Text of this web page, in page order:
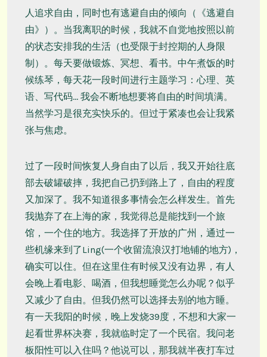
人追求自由，同时也有逃避自由的倾向（《逃避自
由》）。当我离职的时候，我就不自觉地按照以前
的状态安排我的生活（也受限于封控期的人身限
制）。每天要做锻炼、冥想、看书。中午煮饭的时
候练琴，每天花一段时间进行主题学习：心理、英
语、写代码… 我会不断地想要将自由的时间填满。
当然学习是很充实快乐的。但过于紧凑也会让我紧
张与焦虑。
过了一段时间恢复人身自由了以后，我又开始往底
部去破罐破摔，我把自己扔到路上了，自由的程度
又加深了。我不知道很多事情会怎么样发生。首先
我抛弃了在上海的家，我觉得总是能找到一个旅
馆，一个住的地方。我选择了开放的广州，通过一
些机缘来到了Ling(一个收留流浪汉打地铺的地方)，
确实可以住。但在这里住有时候又没有边界，有人
会晚上看电影、喝酒，但我想睡觉怎么办呢？似乎
又减少了自由。但我仍然可以选择去别的地方睡。
有一天我阳的时候，晚上发烧39度，不想和大家一
起看世界杯决赛，我就临时定了一个民宿。我问老
板阳性可以入住吗？他说可以，那我就半夜打车过